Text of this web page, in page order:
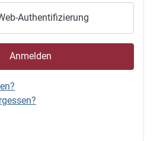
Authentifizierung
Anmelden